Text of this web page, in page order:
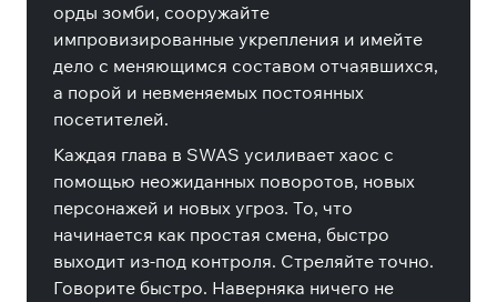
орды зомби, сооружайте
импровизированные укрепления и имейте
дело с меняющимся составом отчаявшихся,
а порой и невменяемых постоянных
посетителей.
Каждая глава в SWAS усиливает хаос с
помощью неожиданных поворотов, новых
персонажей и новых угроз. То, что
начинается как простая смена, быстро
выходит из-под контроля. Стреляйте точно.
Говорите быстро. Наверняка ничего не